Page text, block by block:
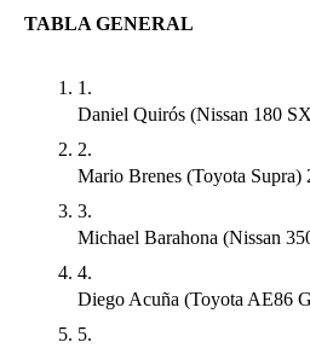
TABLA GENERAL
Daniel Quirós (Nissan 180
Mario Brenes (Toyota Supra)
Michael Barahona (Nissan
Diego Acuña (Toyota AE86